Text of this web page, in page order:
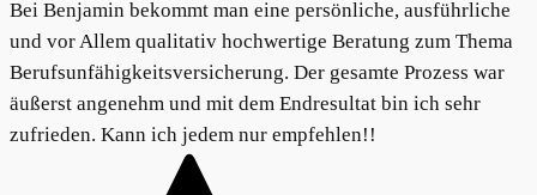
Bei Benjamin bekommt man eine persönliche, ausführliche
und vor Allem qualitativ hochwertige Beratung zum Thema
Berufsunfähigkeitsversicherung. Der gesamte Prozess war
äußerst angenehm und mit dem Endresultat bin ich sehr
zufrieden. Kann ich jedem nur empfehlen!!